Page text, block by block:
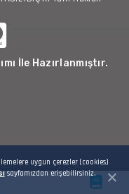
uygun çerezler (cookies)
sayfamızdan erişebilirsiniz.
İle Hazırlanmıştır.